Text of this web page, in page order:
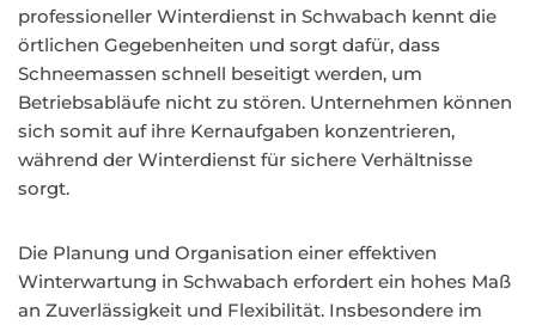
professioneller Winterdienst in Schwabach kennt die
örtlichen Gegebenheiten und sorgt dafür, dass
Schneemassen schnell beseitigt werden, um
Betriebsabläufe nicht zu stören. Unternehmen können
sich somit auf ihre Kernaufgaben konzentrieren,
während der Winterdienst für sichere Verhältnisse
sorgt.
Die Planung und Organisation einer effektiven
Winterwartung in Schwabach erfordert ein hohes Maß
an Zuverlässigkeit und Flexibilität. Insbesondere im